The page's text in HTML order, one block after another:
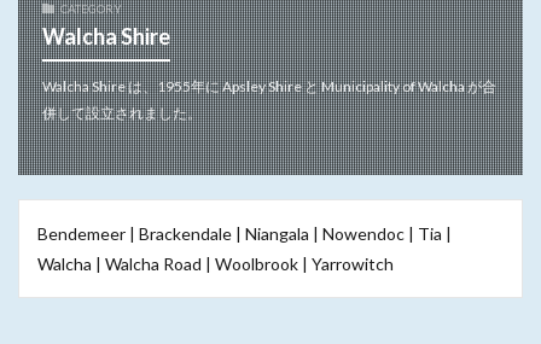
CATEGORY
Walcha Shire
Walcha Shire は、1955年に Apsley Shire と Municipality of Walcha が合
併して設立されました。
Bendemeer | Brackendale | Niangala | Nowendoc | Tia |
Walcha | Walcha Road | Woolbrook | Yarrowitch